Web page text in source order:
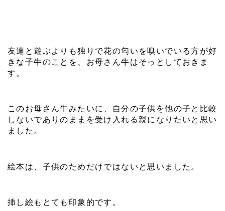
友達と遊ぶよりも独りで花の匂いを嗅いでいる方が好
きな子牛のことを、お母さん牛はそっとしておきま
す。
このお母さん牛みたいに、自分の子供を他の子と比較
しないでありのままを受け入れる親になりたいと思い
ました。
絵本は、子供のためだけではないと思いました。
挿し絵もとても印象的です。